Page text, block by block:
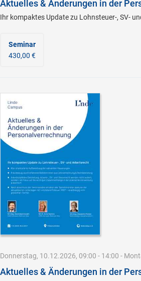
Aktuelles & Änderungen in der
Ihr kompaktes Update zu Lohnsteuer-, SV-
Seminar
430,00 €
Donnerstag, 10.12.2026, 09:00 - 14:00 -
Aktuelles & Änderungen in der